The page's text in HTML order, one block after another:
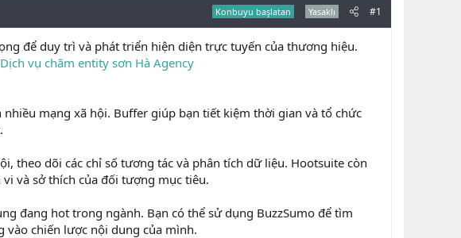
Konbuyu başlatan Yasaklı #1
để duy trì và phát triển hiện diện trực tuyến của thương hiệu.
Dịch vụ chăm entity sơn Hà Agency
mạng xã hội. Buffer giúp bạn tiết kiệm thời gian và tổ chức
theo dõi các chỉ số tương tác và phân tích dữ liệu. Hootsuite còn
và sở thích của đối tượng mục tiêu.
đang hot trong ngành. Bạn có thể sử dụng BuzzSumo để tìm
vào chiến lược nội dung của mình.